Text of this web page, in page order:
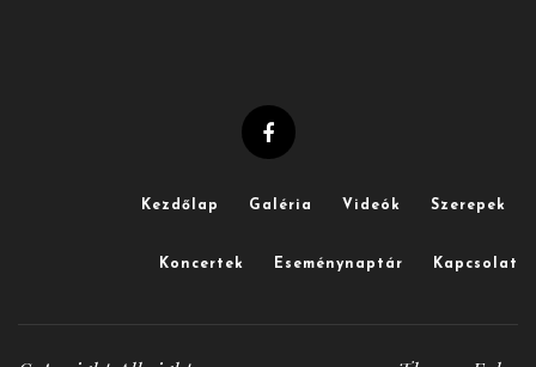
Kezdőlap Galéria Videók Szerepek
Koncertek Eseménynaptár Kapcsolat